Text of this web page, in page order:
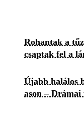
Rohantak a
csaptak fel a
Újabb halálos
ason – Drámai